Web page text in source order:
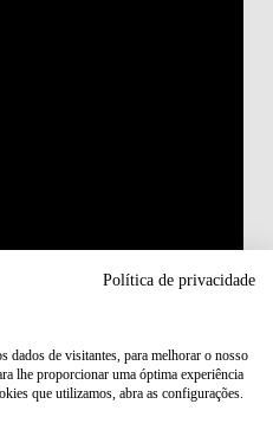
Política de privacidade
dados de visitantes, para melhorar o nosso
lhe proporcionar uma óptima experiência
que utilizamos, abra as configurações.